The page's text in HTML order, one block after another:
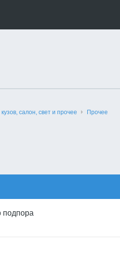
салон, свет и прочее Прочее
подпора